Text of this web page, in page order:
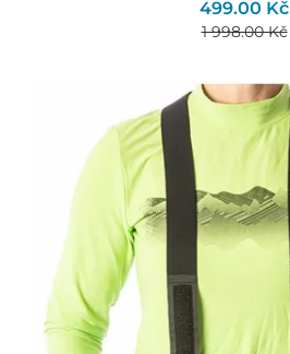
499.00 Kč
1 998.00 Kč